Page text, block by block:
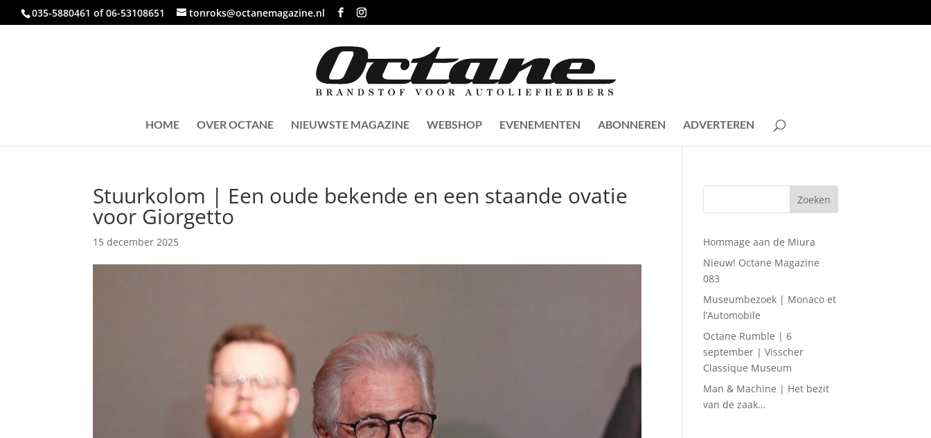
035-5880461 of 06-53108651 tonroks@octanemagazine.nl
HOME OVER OCTANE NIEUWSTE MAGAZINE WEBSHOP EVENEMENTEN ABONNEREN ADVERTEREN
Stuurkolom | Een oude bekende en een staande ovatie
voor Giorgetto
15 december 2025
Hommage aan de Miura
Nieuw! Octane Magazine
083
Museumbezoek | Monaco et
l’Automobile
Octane Rumble | 6
september | Visscher
Classique Museum
Man & Machine | Het bezit
van de zaak…